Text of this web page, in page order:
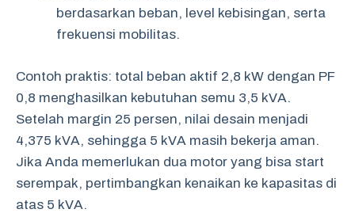
berdasarkan beban, level kebisingan, serta
frekuensi mobilitas.
Contoh praktis: total beban aktif 2,8 kW dengan PF
0,8 menghasilkan kebutuhan semu 3,5 kVA.
Setelah margin 25 persen, nilai desain menjadi
4,375 kVA, sehingga 5 kVA masih bekerja aman.
Jika Anda memerlukan dua motor yang bisa start
serempak, pertimbangkan kenaikan ke kapasitas di
atas 5 kVA.